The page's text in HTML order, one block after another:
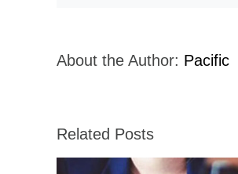
About the Author: Pacific
Related Posts